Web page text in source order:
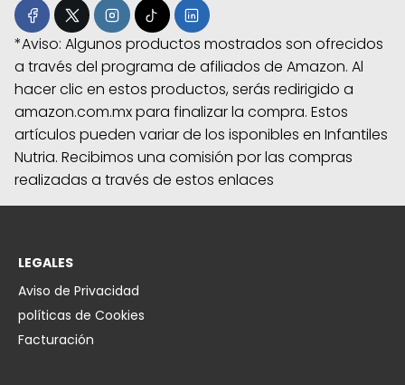
*Aviso: Algunos productos mostrados son ofrecidos
a través del programa de afiliados de Amazon. Al
hacer clic en estos productos, serás redirigido a
amazon.com.mx para finalizar la compra. Estos
artículos pueden variar de los isponibles en Infantiles
Nutria. Recibimos una comisión por las compras
realizadas a través de estos enlaces
LEGALES
Aviso de Privacidad
políticas de Cookies
Facturación